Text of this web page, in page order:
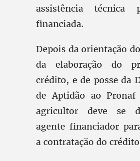
assistência técnica
financiada.
Depois da orientação
da elaboração do
crédito, e de posse da
de Aptidão ao Pronaf
agricultor deve se
agente financiador
a contratação do